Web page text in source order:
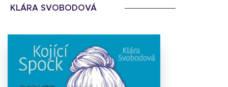
KLÁRA SVOBODOVÁ